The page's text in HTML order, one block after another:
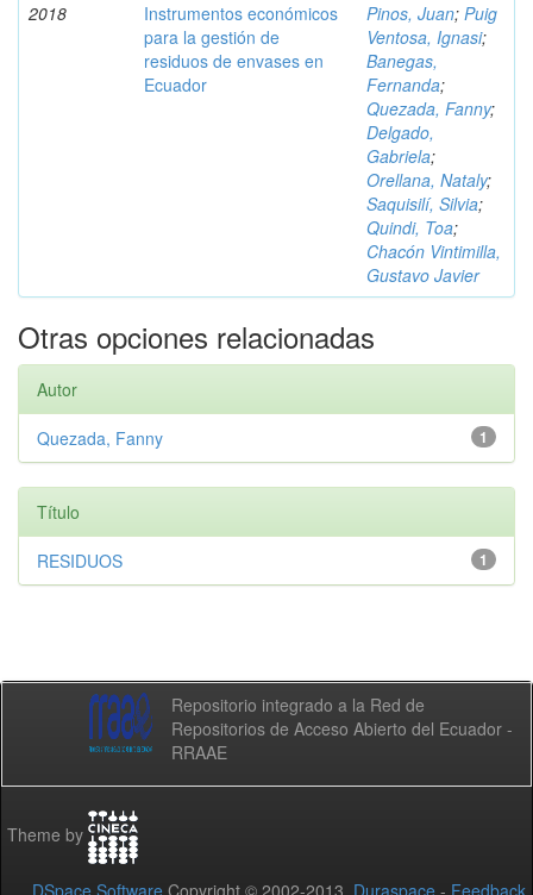
2018
Instrumentos económicos
para la gestión de
residuos de envases en
Ecuador
Pinos, Juan; Puig
Ventosa, Ignasi;
Banegas,
Fernanda;
Quezada, Fanny;
Delgado,
Gabriela;
Orellana, Nataly;
Saquisilí, Silvia;
Quindi, Toa;
Chacón Vintimilla,
Gustavo Javier
Otras opciones relacionadas
Autor
1
Quezada, Fanny
Título
1
RESIDUOS
Repositorio integrado a la Red de
Repositorios de Acceso Abierto del Ecuador -
RRAAE
Theme by
DSpace Software Copyright © 2002-2013 Duraspace - Feedback